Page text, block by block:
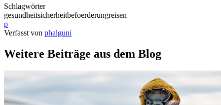
Schlagwörter
gesundheitsicherheitbefoerderungreisen
p
Verfasst von phalguni
Weitere Beiträge aus dem Blog